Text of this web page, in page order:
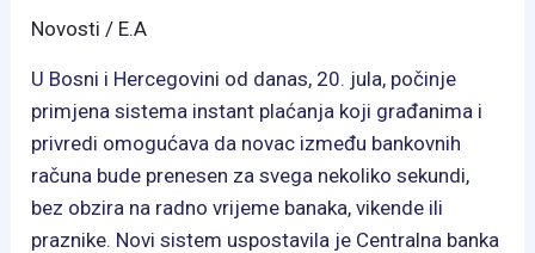
Novosti / E.A
U Bosni i Hercegovini od danas, 20. jula, počinje
primjena sistema instant plaćanja koji građanima i
privredi omogućava da novac između bankovnih
računa bude prenesen za svega nekoliko sekundi,
bez obzira na radno vrijeme banaka, vikende ili
praznike. Novi sistem uspostavila je Centralna banka